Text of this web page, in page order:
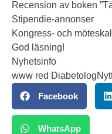
Recension av boken
Stipendie-annonser
Kongress- och
God läsning!
Nyhetsinfo
www red
Facebook
WhatsApp